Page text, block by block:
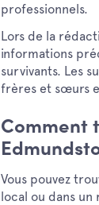
professionnels.
Lors de la
informations
survivants. Les
frères et sœurs
Comment
Vous pouvez
local ou dans